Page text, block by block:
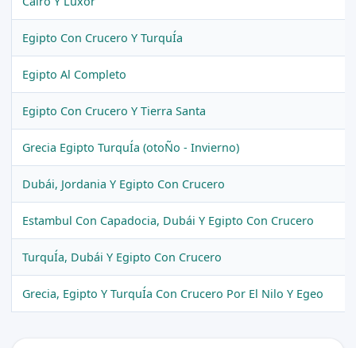
Egipto Con Crucero Y TurquÍa
Egipto Al Completo
Egipto Con Crucero Y Tierra Santa
Grecia Egipto TurquÍa (otoÑo - Invierno)
Dubái, Jordania Y Egipto Con Crucero
Estambul Con Capadocia, Dubái Y Egipto Con Crucero
TurquÍa, Dubái Y Egipto Con Crucero
Grecia, Egipto Y TurquÍa Con Crucero Por El Nilo Y Egeo